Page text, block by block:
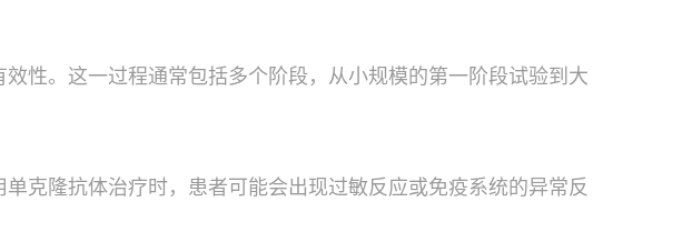
性。这一过程通常包括多个阶段，从小规模的第一阶段试验到大
克隆抗体治疗时，患者可能会出现过敏反应或免疫系统的异常反